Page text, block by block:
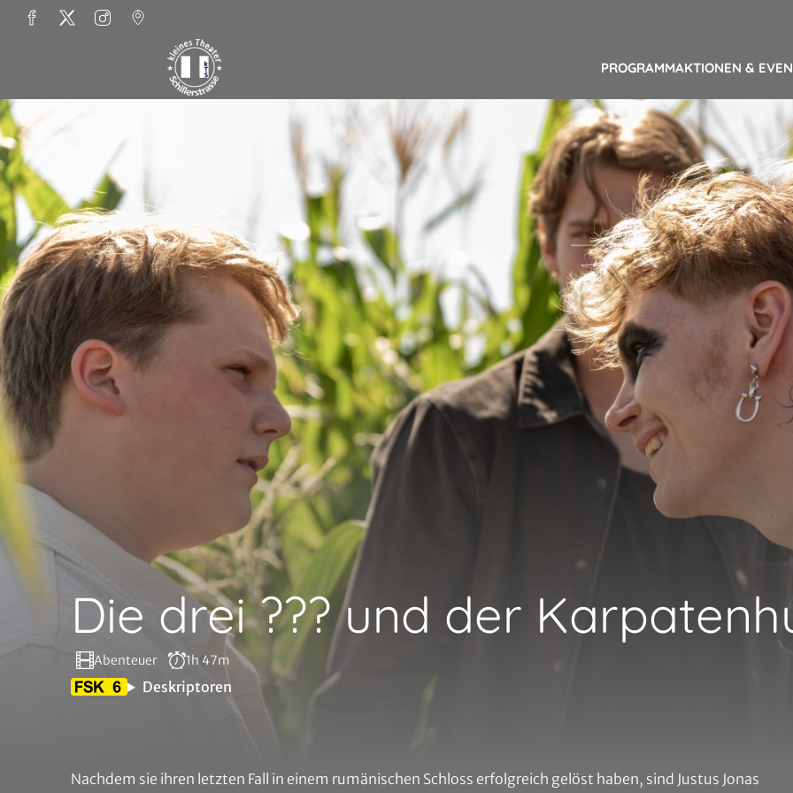
PROGRAMMAKTIONEN &
Die drei ??? und der
Abenteuer 1h 47m
Deskriptoren
Nachdem sie ihren letzten Fall in einem rumänischen Schloss erfolgreich gelöst haben, sind Justus Jonas